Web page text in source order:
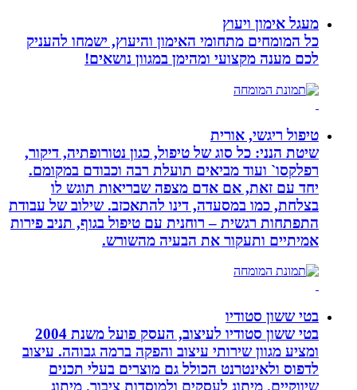
מעגל אימון ויעוץ
כל המומחים מתחומי האימון והיעוץ, ישמחו להעניק
לכם מענה מקצועי ומהימן במגוון נושאים!
טיפול ריגשי, אורית
שיטת הנני: כל סוג של טיפול, כגון נטורופתיה, דיקור,
רפלקסו` ועוד מביאים תועלת רבה וכבודם במקומם.
יחד עם זאת, אם אדם מצפה שבריאות תוגש לו
בצלחת, כמו במסעדה, דינו להתאכזב. שילוב של עבודת
התפתחות רגשית – רוחנית עם טיפול בגוף, תניב פירות
אמיתיים ותעקור את הבעיה מהשורש.
בטי ששון סטודיו
בטי ששון סטודיו לעיצוב, העסק פועל משנת 2004
ומציע מגוון שירותי עיצוב והפקה ברמה גבוהה. עיצוב
לדפוס ולאינטרנט הכולל גם מוצרים בעלי תכנים
שיווקיים. מיתוג לעסקים ולמוסדות ציבור. מיתוג